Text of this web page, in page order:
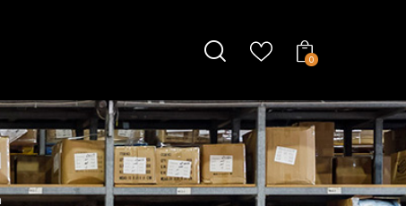
0